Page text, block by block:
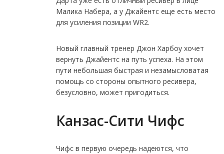
Малика Набера, а у Джайентс еще есть место
для усиления позиции WR2.
Новый главный тренер Джон Харбоу хочет
вернуть Джайентс на путь успеха. На этом
пути небольшая быстрая и незамысловатая
помощь со стороны опытного ресивера,
безусловно, может пригодиться.
Канзас-Сити Чифс
Чифс в первую очередь надеются, что